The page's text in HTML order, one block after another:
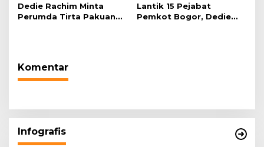
Dedie Rachim Minta
Perumda Tirta Pakuan
Lantik 15 Pejabat
Pemkot Bogor, Dedie
Komentar
Infografis